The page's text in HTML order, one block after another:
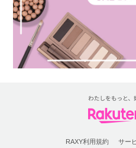
RAXY利用規約
サー